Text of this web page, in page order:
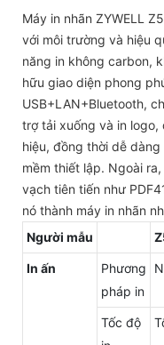
Máy in nhãn ZYWELL
với môi trường và hiệu
năng in không carbon,
hữu giao diện phong
USB+LAN+Bluetooth,
trợ tải xuống và in
hiệu, đồng thời dễ
mềm thiết lập. Ngoài
vạch tiên tiến như
nó thành máy in nhãn
Người mẫu
In ấn
Phương
pháp in
Tốc độ